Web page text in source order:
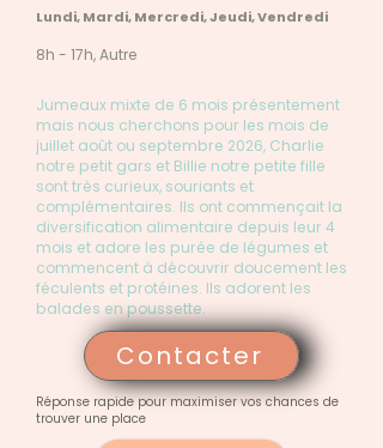
Lundi, Mardi, Mercredi, Jeudi, Vendredi
8h - 17h, Autre
Jumeaux mixte de 6 mois présentement
mais nous cherchons pour les mois de
juillet août ou septembre 2026, Charlie
notre petit gars et Billie notre petite fille
sont très curieux, souriants et
complémentaires. Ils ont commençait la
diversification alimentaire depuis leur 4
mois et adore les purée de légumes et
commencent à découvrir doucement les
féculents et protéines. Ils adorent les
balades en poussette.
Contacter
Réponse rapide pour maximiser vos chances de
trouver une place